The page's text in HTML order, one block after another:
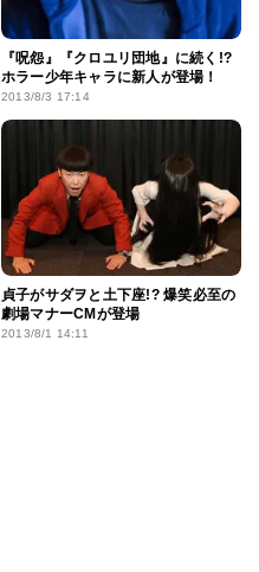
『呪怨』『クロユリ団地』に続く!?
ホラー少年キャラに新人が登場！
2013/8/3 17:14
貞子がサダヲと土下座!? 爆笑必至の
劇場マナーCMが登場
2013/8/1 14:11